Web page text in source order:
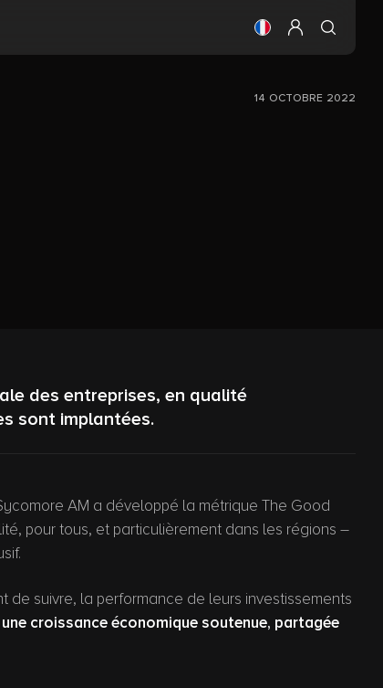
Changer laConfigurer
14 OCTOBRE 2022
des entreprises, en qualité
sont implantées.
AM a développé la métrique The Good
pour tous, et particulièrement dans les régions –
de suivre, la performance de leurs investissements
croissance économique soutenue, partagée